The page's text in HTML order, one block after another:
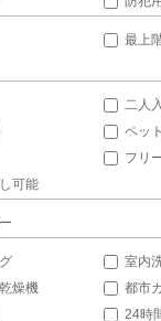
最上
二人
ペッ
フリ
可能
室内
燥機
都市
24時